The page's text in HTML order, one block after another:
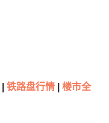
铁路盘行情|
楼市全